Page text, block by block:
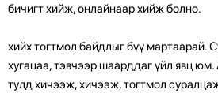
бичигт хийж, онлайнаар хийж болно.
хийх тогтмол байдлыг бүү мартаарай.
хугацаа, тэвчээр шаарддаг үйл явц
тулд хичээж, хичээж, тогтмол